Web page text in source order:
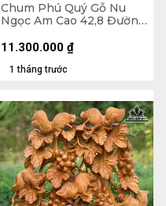
Chum Phú Quý Gỗ Nu
Ngọc Am Cao 42,8 Đường
1 tháng trước
11.300.000 ₫